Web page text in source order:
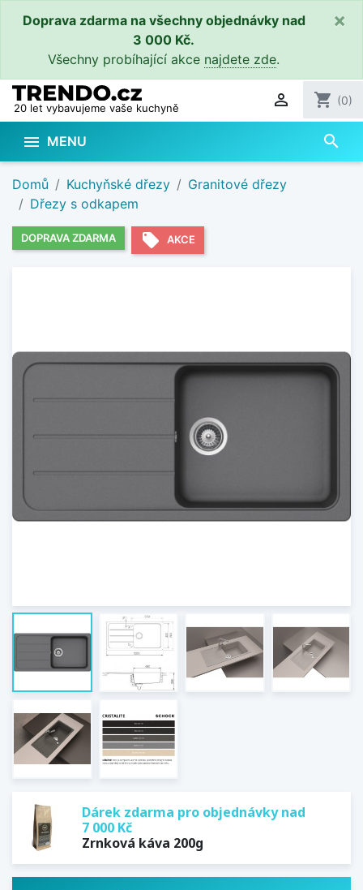
Doprava zdarma na všechny objednávky nad
3 000 Kč.
Všechny probíhající akce najdete zde.
×
20 let vybavujeme vaše kuchyně  shopping_cart (0)
 MENU search
Domů Kuchyňské dřezy
Granitové dřezy
Dřezy s odkapem
DOPRAVA ZDARMA local_offer AKCE
Dárek zdarma pro objednávky nad
7 000 Kč
Zrnková káva 200g